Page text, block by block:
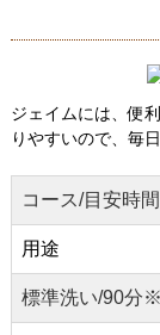
ジェイムには、便
りやすいので、毎
コース/目安時間
用途
標準洗い/90分